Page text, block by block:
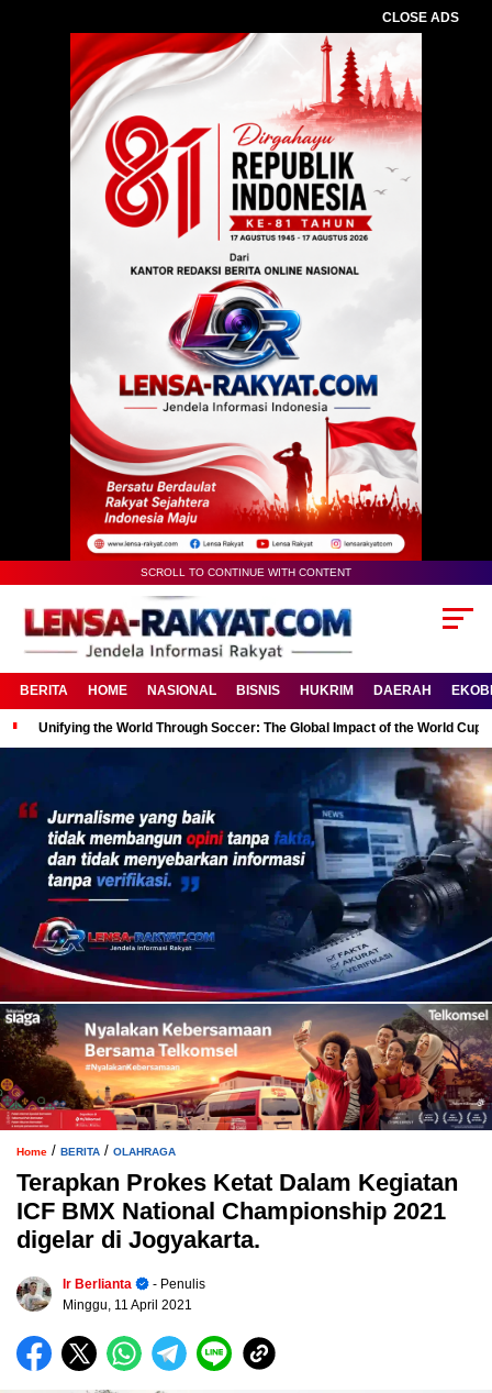
CLOSE ADS
SCROLL TO CONTINUE WITH CONTENT
BERITA HOME NASIONAL BISNIS HUKRIM DAERAH
Unifying the World Through Soccer: The Global Impact of the World Cup
Home / BERITA / OLAHRAGA
Terapkan Prokes Ketat Dalam Kegiatan
ICF BMX National Championship 2021
digelar di Jogyakarta.
Ir Berlianta
- Penulis
Minggu, 11 April 2021